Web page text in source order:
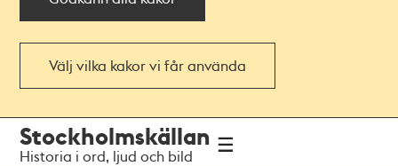
Välj vilka kakor vi får använda
navigationen
huvudinnehållet
Stockholmskällan
Historia i ord, ljud och bild